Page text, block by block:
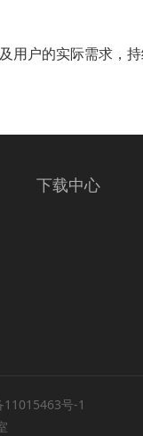
户的实际需求，持
下载中心
11015463号-1